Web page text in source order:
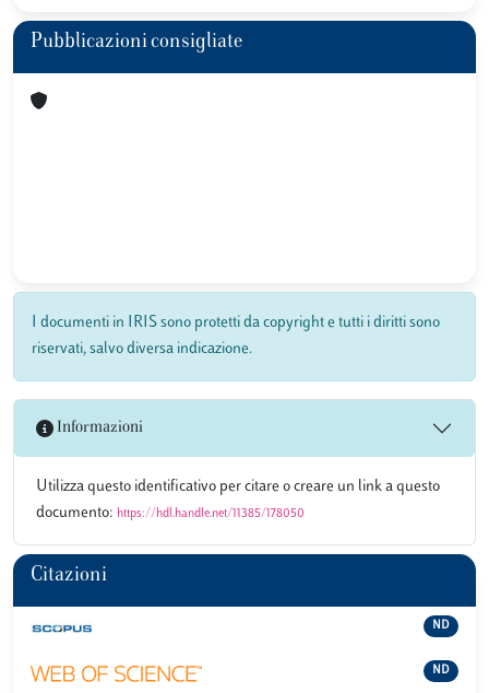
Pubblicazioni consigliate
I documenti in IRIS sono protetti da copyright e tutti i diritti sono
riservati, salvo diversa indicazione.
Informazioni
Utilizza questo identificativo per citare o creare un link a questo
documento: https://hdl.handle.net/11385/178050
Citazioni
ND
ND